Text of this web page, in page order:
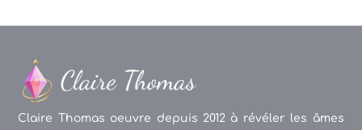
Claire Thomas oeuvre depuis 2012 à révéler les âmes